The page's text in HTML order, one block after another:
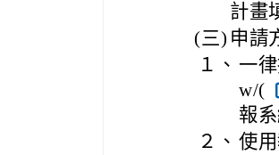
計畫
(三) 申請
１、 一
w/(
報
２、 使